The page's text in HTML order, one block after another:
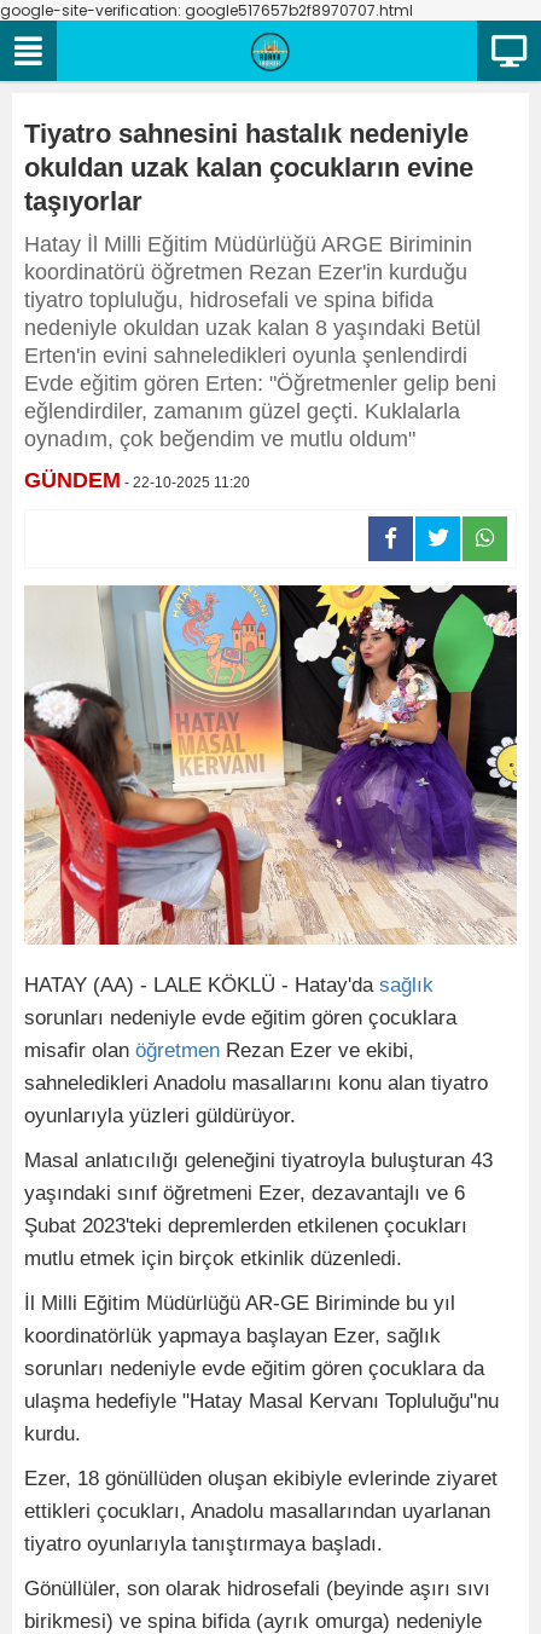
google-site-verification: google517657b2f8970707.html
Tiyatro sahnesini hastalık nedeniyle
okuldan uzak kalan çocukların evine
taşıyorlar
Hatay İl Milli Eğitim Müdürlüğü ARGE Biriminin
koordinatörü öğretmen Rezan Ezer'in kurduğu
tiyatro topluluğu, hidrosefali ve spina bifida
nedeniyle okuldan uzak kalan 8 yaşındaki Betül
Erten'in evini sahneledikleri oyunla şenlendirdi
Evde eğitim gören Erten: "Öğretmenler gelip beni
eğlendirdiler, zamanım güzel geçti. Kuklalarla
oynadım, çok beğendim ve mutlu oldum"
GÜNDEM - 22-10-2025 11:20
HATAY (AA) - LALE KÖKLÜ - Hatay'da sağlık
sorunları nedeniyle evde eğitim gören çocuklara
misafir olan öğretmen Rezan Ezer ve ekibi,
sahneledikleri Anadolu masallarını konu alan tiyatro
oyunlarıyla yüzleri güldürüyor.
Masal anlatıcılığı geleneğini tiyatroyla buluşturan 43
yaşındaki sınıf öğretmeni Ezer, dezavantajlı ve 6
Şubat 2023'teki depremlerden etkilenen çocukları
mutlu etmek için birçok etkinlik düzenledi.
İl Milli Eğitim Müdürlüğü AR-GE Biriminde bu yıl
koordinatörlük yapmaya başlayan Ezer, sağlık
sorunları nedeniyle evde eğitim gören çocuklara da
ulaşma hedefiyle "Hatay Masal Kervanı Topluluğu"nu
kurdu.
Ezer, 18 gönüllüden oluşan ekibiyle evlerinde ziyaret
ettikleri çocukları, Anadolu masallarından uyarlanan
tiyatro oyunlarıyla tanıştırmaya başladı.
Gönüllüler, son olarak hidrosefali (beyinde aşırı sıvı
birikmesi) ve spina bifida (ayrık omurga) nedeniyle